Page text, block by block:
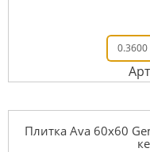
Плитка Ava 60x60